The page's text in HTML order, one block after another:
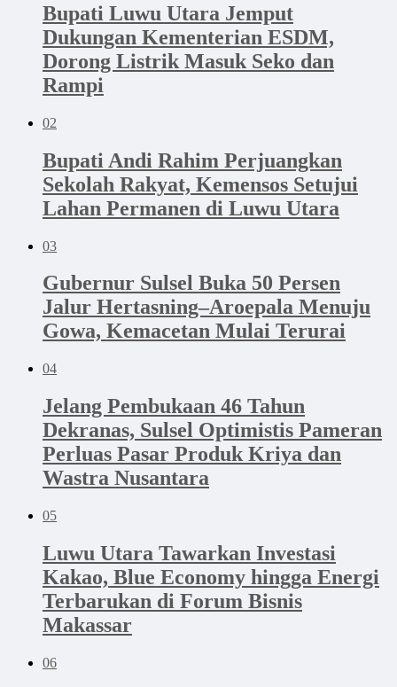
Bupati Luwu Utara Jemput
Dukungan Kementerian ESDM,
Dorong Listrik Masuk Seko dan
Rampi
02
Bupati Andi Rahim Perjuangkan
Sekolah Rakyat, Kemensos Setujui
Lahan Permanen di Luwu Utara
03
Gubernur Sulsel Buka 50 Persen
Jalur Hertasning–Aroepala Menuju
Gowa, Kemacetan Mulai Terurai
04
Jelang Pembukaan 46 Tahun
Dekranas, Sulsel Optimistis Pameran
Perluas Pasar Produk Kriya dan
Wastra Nusantara
05
Luwu Utara Tawarkan Investasi
Kakao, Blue Economy hingga Energi
Terbarukan di Forum Bisnis
Makassar
06